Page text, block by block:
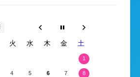
火 水 木 金 土
1
4 5 6 7 8